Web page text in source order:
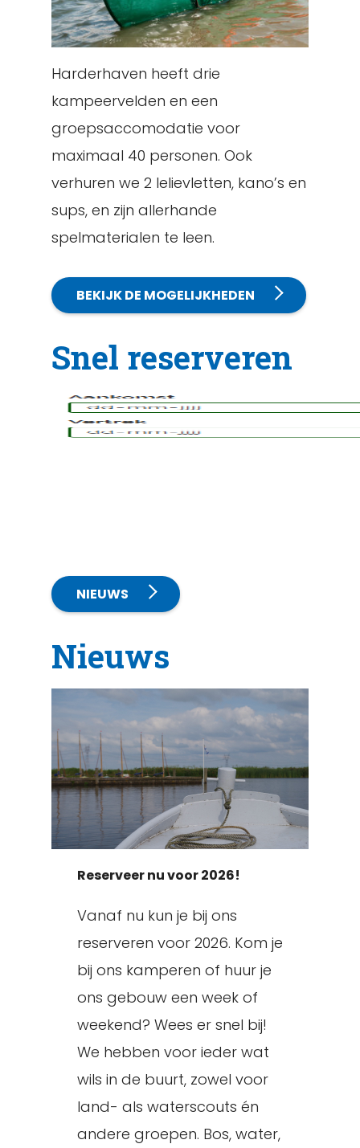
Harderhaven heeft drie
kampeervelden en een
groepsaccomodatie voor
maximaal 40 personen. Ook
verhuren we 2 lelievletten, kano’s en
sups, en zijn allerhande
spelmaterialen te leen.
BEKIJK DE MOGELIJKHEDEN
Snel reserveren
NIEUWS
Nieuws
Reserveer nu voor 2026!
Vanaf nu kun je bij ons
reserveren voor 2026. Kom je
bij ons kamperen of huur je
ons gebouw een week of
weekend? Wees er snel bij!
We hebben voor ieder wat
wils in de buurt, zowel voor
land- als waterscouts én
andere groepen. Bos, water,